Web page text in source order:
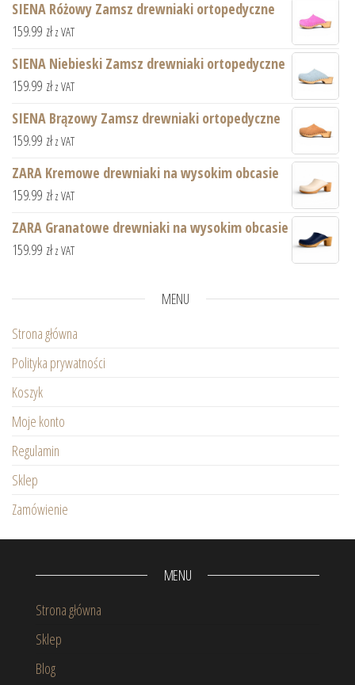
SIENA Różowy Zamsz drewniaki ortopedyczne
159.99 zł z VAT
SIENA Niebieski Zamsz drewniaki ortopedyczne
159.99 zł z VAT
SIENA Brązowy Zamsz drewniaki ortopedyczne
159.99 zł z VAT
ZARA Kremowe drewniaki na wysokim obcasie
159.99 zł z VAT
ZARA Granatowe drewniaki na wysokim obcasie
159.99 zł z VAT
MENU
Strona główna
Polityka prywatności
Koszyk
Moje konto
Regulamin
Sklep
Zamówienie
MENU
Strona główna
Sklep
Blog